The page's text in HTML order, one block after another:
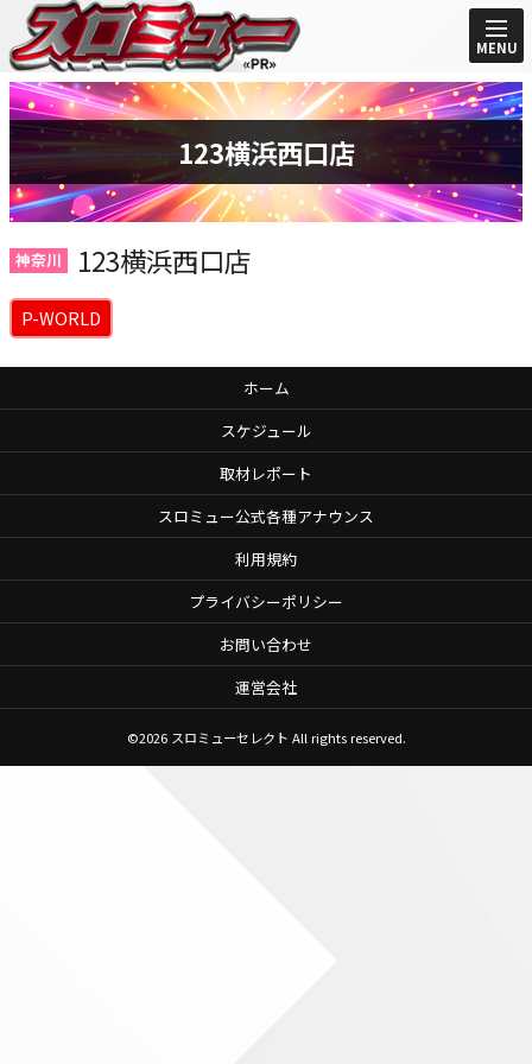
MENU
123横浜西口店
神奈川 123横浜西口店
P-WORLD
ホーム
スケジュール
取材レポート
スロミュー公式各種アナウンス
利用規約
プライバシーポリシー
お問い合わせ
運営会社
©2026 スロミューセレクト All rights reserved.